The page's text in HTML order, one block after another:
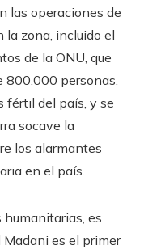
las operaciones de
la zona, incluido el
de la ONU, que
800.000 personas.
fértil del país, y se
socave la
los alarmantes
en el país.
humanitarias, es
es el primer